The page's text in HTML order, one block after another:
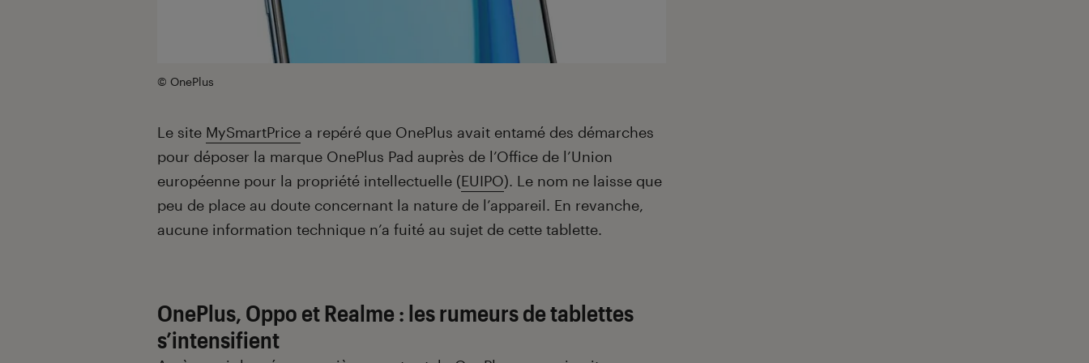
© OnePlus
Le site MySmartPrice a repéré que OnePlus avait entamé des démarches
pour déposer la marque OnePlus Pad auprès de l’Office de l’Union
européenne pour la propriété intellectuelle (EUIPO). Le nom ne laisse que
peu de place au doute concernant la nature de l’appareil. En revanche,
aucune information technique n’a fuité au sujet de cette tablette.
OnePlus, Oppo et Realme : les rumeurs de tablettes
s’intensifient